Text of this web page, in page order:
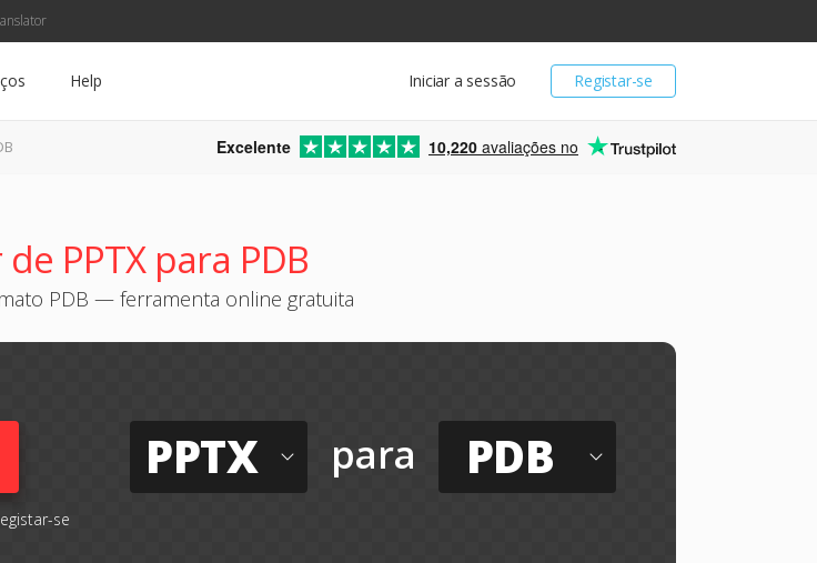
Registar-se
Iniciar a sessão
Help
Excelente 10,220 avaliações no
PPTX para PDB
PDB — ferramenta online gratuita
se
PPTX para PDB